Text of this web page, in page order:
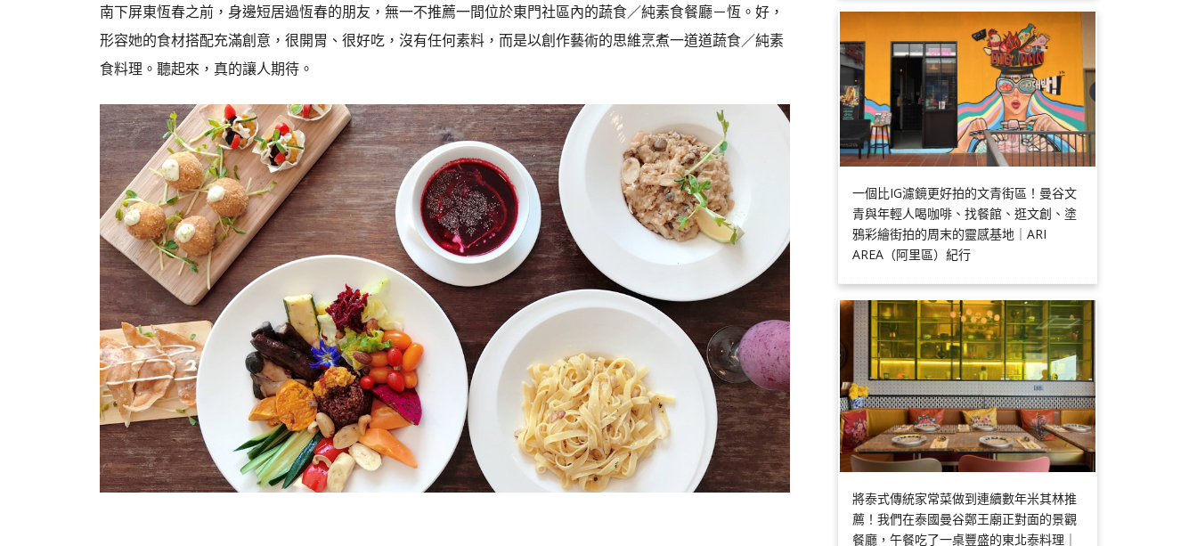
南下屏東恆春之前，身邊短居過恆春的朋友，無一不推薦一間位於東門社區內的蔬食／純素食餐廳－恆。好，
形容她的食材搭配充滿創意，很開胃、很好吃，沒有任何素料，而是以創作藝術的思維烹煮一道道蔬食／純素
食料理。聽起來，真的讓人期待。
一個比IG濾鏡更好拍的文青街區！曼谷文
青與年輕人喝咖啡、找餐館、逛文創、塗
鴉彩繪街拍的周末的靈感基地｜ARI
AREA（阿里區）紀行
將泰式傳統家常菜做到連續數年米其林推
薦！我們在泰國曼谷鄭王廟正對面的景觀
餐廳，午餐吃了一桌豐盛的東北泰料理｜